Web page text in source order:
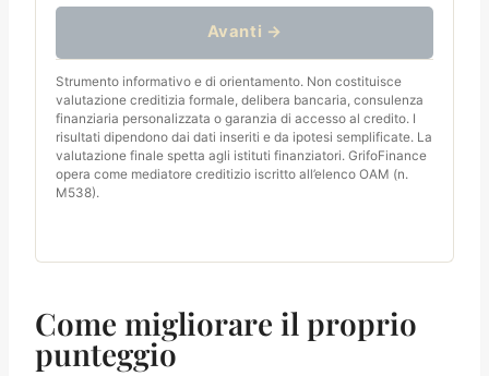
Avanti →
Strumento informativo e di orientamento. Non costituisce
valutazione creditizia formale, delibera bancaria, consulenza
finanziaria personalizzata o garanzia di accesso al credito. I
risultati dipendono dai dati inseriti e da ipotesi semplificate. La
valutazione finale spetta agli istituti finanziatori. GrifoFinance
opera come mediatore creditizio iscritto all’elenco OAM (n.
M538).
Come migliorare il proprio
punteggio